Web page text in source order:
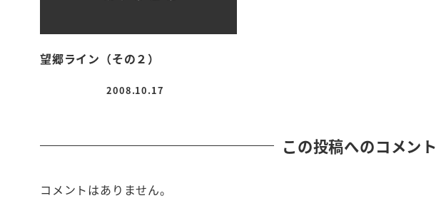
望郷ライン（その２）
投稿日
2008.10.17
この投稿へのコメント
コメントはありません。